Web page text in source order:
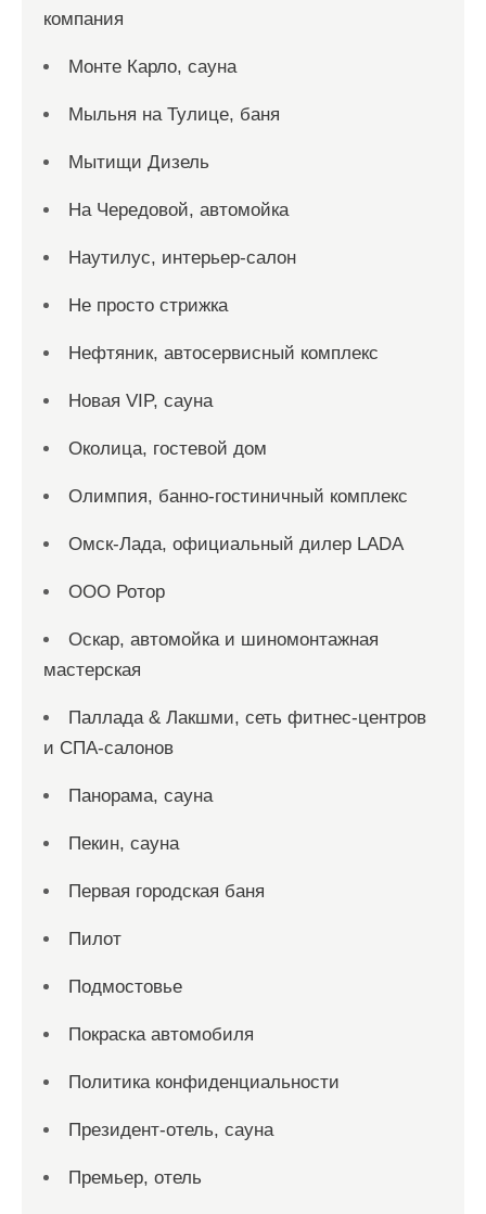
компания
Монте Карло, сауна
Мыльня на Тулице, баня
Мытищи Дизель
На Чередовой, автомойка
Наутилус, интерьер-салон
Не просто стрижка
Нефтяник, автосервисный комплекс
Новая VIP, сауна
Околица, гостевой дом
Олимпия, банно-гостиничный комплекс
Омск-Лада, официальный дилер LADA
ООО Ротор
Оскар, автомойка и шиномонтажная
мастерская
Паллада & Лакшми, сеть фитнес-центров
и СПА-салонов
Панорама, сауна
Пекин, сауна
Первая городская баня
Пилот
Подмостовье
Покраска автомобиля
Политика конфиденциальности
Президент-отель, сауна
Премьер, отель